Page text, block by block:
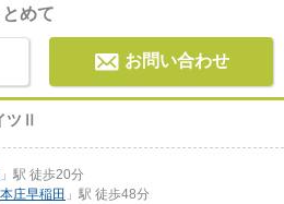
めて
お問い合わせ
ツⅡ
」駅 徒歩20分
本庄早稲田 」駅 徒歩48分